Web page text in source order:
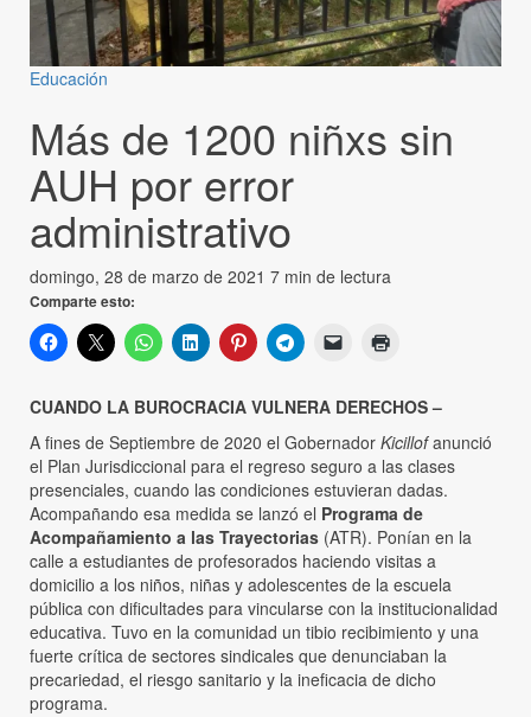
Educación
Más de 1200 niñxs sin
AUH por error
administrativo
domingo, 28 de marzo de 2021 7 min de lectura
Comparte esto:
CUANDO LA BUROCRACIA VULNERA DERECHOS –
A fines de Septiembre de 2020 el Gobernador Kicillofanunció
el Plan Jurisdiccional para el regreso seguro a las clases
presenciales, cuando las condiciones estuvieran dadas.
Acompañando esa medida se lanzó el Programa de
Acompañamiento a las Trayectorias (ATR). Ponían en la
calle a estudiantes de profesorados haciendo visitas a
domicilio a los niños, niñas y adolescentes de la escuela
pública con dificultades para vincularse con la institucionalidad
educativa. Tuvo en la comunidad un tibio recibimiento y una
fuerte crítica de sectores sindicales que denunciaban la
precariedad, el riesgo sanitario y la ineficacia de dicho
programa.